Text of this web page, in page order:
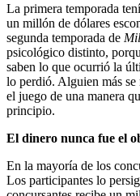
La primera temporada
un millón de dólares
segunda temporada de
psicológico distinto,
saben lo que ocurrió la
lo perdió. Alguien más
el juego de una manera
principio.
El dinero nunca fue el
En la mayoría de los
Los participantes lo